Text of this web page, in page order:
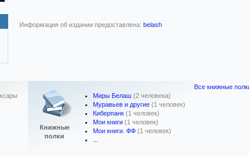
Информация об издании предоставлена: belash
Книжные
полки
Миры Белаш (2 человека)
Муравьев и другие (1 человек)
Киберпанк (1 человек)
Мои книги (1 человек)
Мои книги. ФФ (1 человек)
Все книжные